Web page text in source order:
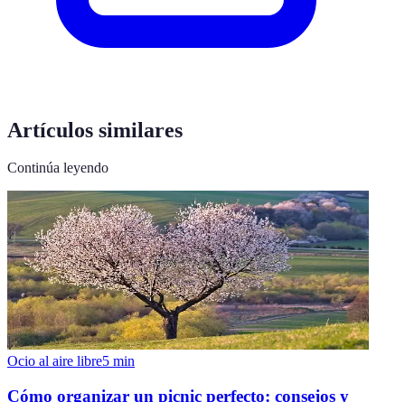
Artículos similares
Continúa leyendo
Ocio al aire libre5 min
Cómo organizar un picnic perfecto: consejos y